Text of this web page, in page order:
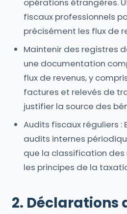
opérations étrangères.
fiscaux professionnels
précisément les flux de
Maintenir des registres
une documentation
flux de revenus, y
factures et relevés de
justifier la source des
Audits fiscaux réguliers :
audits internes
que la classification des
les principes de la
2. Déclarations